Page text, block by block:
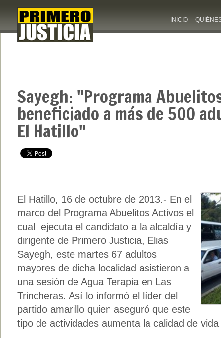
INICIO
Sayegh: "Programa
beneficiado a más de 500
El Hatillo"
El Hatillo, 16 de octubre de 2013.- En el
marco del Programa Abuelitos Activos el
cual ejecuta el candidato a la alcaldía y
dirigente de Primero Justicia, Elias
Sayegh, este martes 67 adultos
mayores de dicha localidad asistieron a
una sesión de Agua Terapia en Las
Trincheras. Así lo informó el líder del
partido amarillo quien aseguró que este
tipo de actividades aumenta la calidad de